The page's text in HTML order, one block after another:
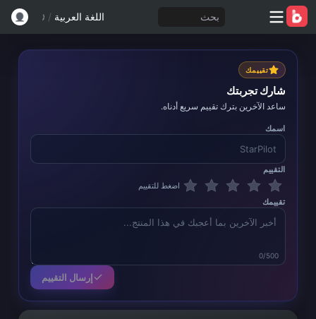
بحث اللغة العربية /
تقييمك
شارك تجربتك
ساعد الآخرين بترك تقييم سريع أدناه.
اسمك
التقييم
اضغط للتقييم
تقييمك
0/500
إرسال التقييم